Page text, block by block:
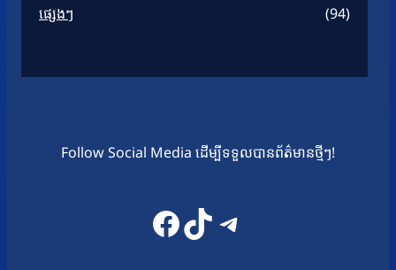
ផ្សេងៗ
(94)
Follow Social Media ដើម្បីទទួលបានព័ត៌មានថ្មីៗ!
Facebook
TikTokTelegram